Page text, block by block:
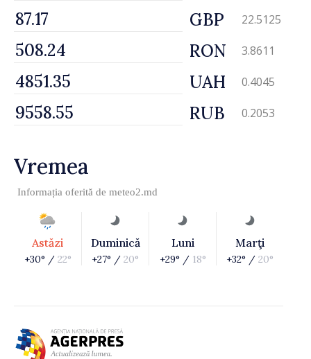
GBP 22.5125
RON 3.8611
UAH 0.4045
RUB 0.2053
Vremea
Informația oferită de meteo2.md
Astăzi
+30° / 22°
Duminică
+27° / 20°
Luni
+29° / 18°
Marţi
+32° / 20°